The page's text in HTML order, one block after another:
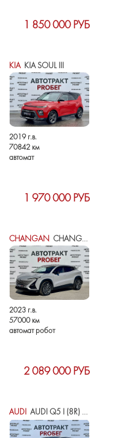
1 850 000 РУБ
KIAKIA SOUL III
2019 г.в.
70842 км
автомат
1 970 000 РУБ
CHANGAN CHANGAN UNI-T I
2023 г.в.
57000 км
автомат робот
2 089 000 РУБ
AUDI AUDI Q5 I (8R) РЕСТАЙЛИНГ